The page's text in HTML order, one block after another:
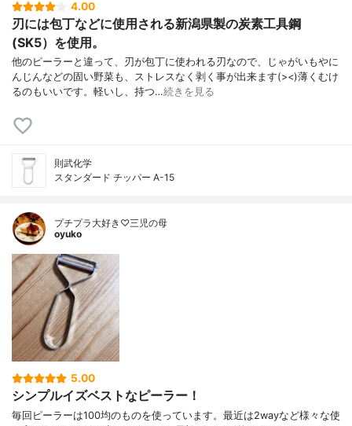
4.00
刃には包丁などに使用される新潟県製の炭素工具鋼
(SK5）を使用。
他のピーラーと違って、刃が包丁に使われる刃なので、じゃがいもやに
んじんなどの固い野菜も、ストレスなく剥く事が出来ます(><)薄くむけ
るのもいいです。軽いし、持つ…続きを見る
則武化学
スタンダード チッパー A-15
プチプラ大好き♡三児の母
oyuko
5.00
シンプルイズベストなピーラー！
毎回ピーラーは100均のものを使っています。最近は2wayなど様々な使